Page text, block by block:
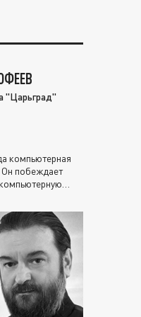
"Царьград"
компьютерная
Он побеждает